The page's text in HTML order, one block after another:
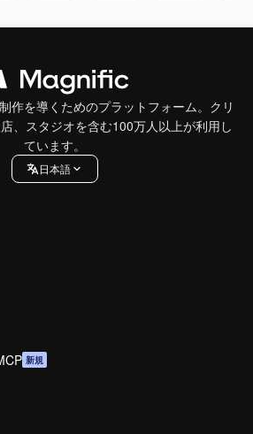
作を導くためのプラットフォーム。クリ
、スタジオを含む100万人以上が利用し
ています。
日本語
新規